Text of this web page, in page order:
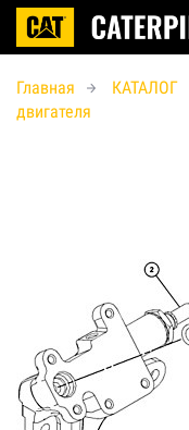
Главная КАТАЛОГ
двигателя